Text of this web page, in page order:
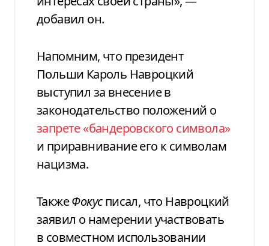
добавил он.
Напомним, что президент
Польши Кароль Навроцкий
выступил за внесение в
законодательство положений о
запрете «бандеровского символа»
и приравнивание его к символам
нацизма.
ТакжеФокусписал, что Навроцкий
заявил о намерении участвовать
в совместном использовании